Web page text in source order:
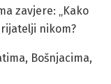
zavjere: „Kako
nikom?
Bošnjacima,